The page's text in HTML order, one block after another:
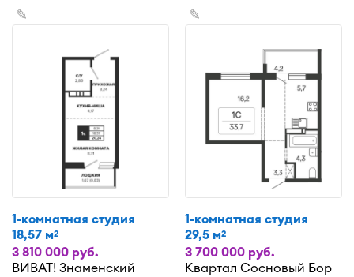
✎
1-комнатная студия
18,57 м2
3 810 000 руб.
ВИВАТ! Знаменский
✎
1-комнатная студия
29,5 м2
3 700 000 руб.
Квартал Сосновый Бор